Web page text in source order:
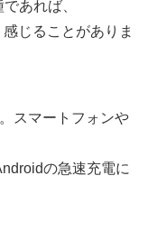
あれば、
じることがありま
スマートフォンや
の急速充電に